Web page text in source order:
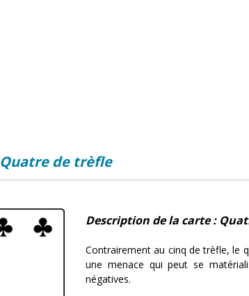
Quatre de trèfle
Description de la carte :
Contrairement au cinq de trèfle, le
une menace qui peut se
négatives.